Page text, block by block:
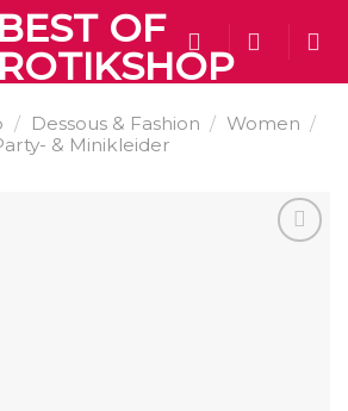
/ Dessous & Fashion / Women /
& Minikleider